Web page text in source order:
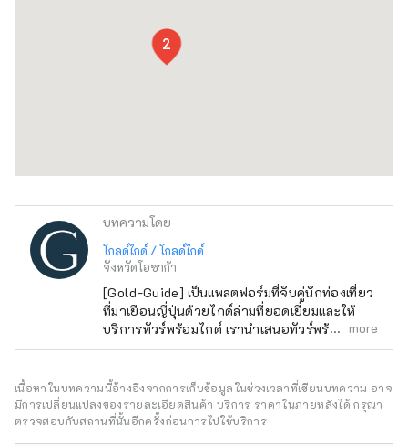
2
บทความโดย
โกลด์ไกด์ / โกลด์ไกด์
จังหวัดโอซาก้า
[Gold-Guide] เป็นแพลตฟอร์มที่จับคู่นักท่องเที่ยว
ที่มาเยือนญี่ปุ่นด้วยไกด์ล่ามที่ยอดเยี่ยมและให้
บริการทัวร์พร้อมไกด์ เรานำเสนอทัวร์พร้อมไกด์ที่
น่าจดจำสำหรับผู้ที่มองหาประสบการณ์พิเศษใน
more
เนื้อหาในบทความนี้อ้างอิงจากการเก็บข้อมูลในช่วงเวลาที่เขียนบทความ อาจ
มีการเปลี่ยนแปลงของรายละเอียดสินค้า บริการ ราคาในภายหลังได้ กรุณา
ตรวจสอบกับสถานที่นั้นอีกครั้งก่อนการไปใช้บริการ